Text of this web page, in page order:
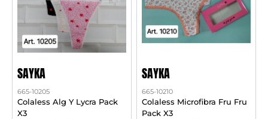
SAYKA
665-10205
Colaless Alg Y Lycra Pack
X3
SAYKA
665-10210
Colaless Microfibra Fru Fru
Pack X3